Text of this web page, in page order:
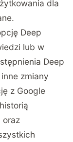
dla
Deep
lub w
Deep
inne zmiany
z Google
oraz